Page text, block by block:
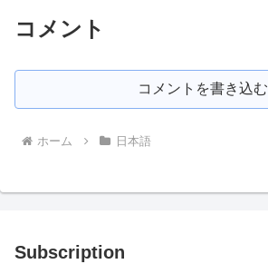
コメント
コメントを書き込む
ホーム 日本語
Subscription